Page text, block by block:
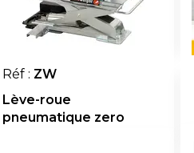
Réf : ZW
Lève-roue
pneumatique zero